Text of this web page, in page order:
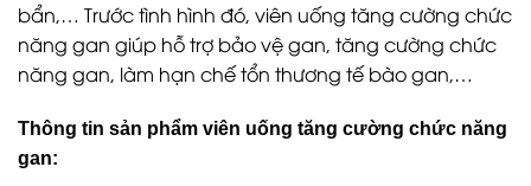
bẩn,… Trước tình hình đó, viên uống tăng cường chức
năng gan giúp hỗ trợ bảo vệ gan, tăng cường chức
năng gan, làm hạn chế tổn thương tế bào gan,…
Thông tin sản phẩm viên uống tăng cường chức năng
gan: